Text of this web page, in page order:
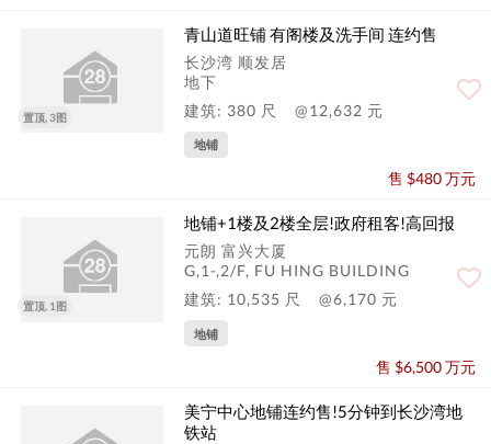
置顶, 3图
青山道旺铺 有阁楼及洗手间 连约售
长沙湾 顺发居
地下
建筑: 380 尺
@12,632 元
地铺
售 $480 万元
置顶, 1图
地铺+1楼及2楼全层!政府租客!高回报
元朗 富兴大厦
G,1-,2/F, FU HING BUILDING
建筑: 10,535 尺
@6,170 元
地铺
售 $6,500 万元
美宁中心地铺连约售!5分钟到长沙湾地
铁站